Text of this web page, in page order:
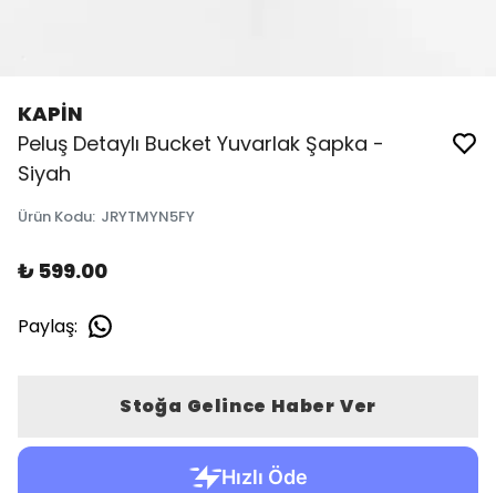
KAPİN
Peluş Detaylı Bucket Yuvarlak Şapka -
Siyah
Ürün Kodu: JRYTMYN5FY
₺ 599.00
Paylaş:
Stoğa Gelince Haber Ver